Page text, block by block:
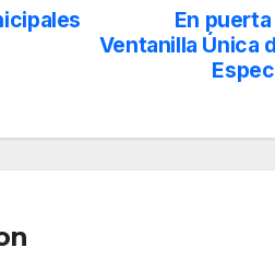
En
Ventanilla Única